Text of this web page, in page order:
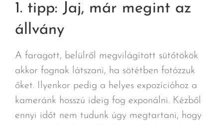
1. tipp: Jaj, már megint az
állvány
A faragott, belülről megvilágított sütőtökök
akkor fognak látszani, ha sötétben fotózzuk
őket. Ilyenkor pedig a helyes expozícióhoz a
kameránk hosszú ideig fog exponálni. Kézből
ennyi időt nem tudunk úgy megtartani, hogy